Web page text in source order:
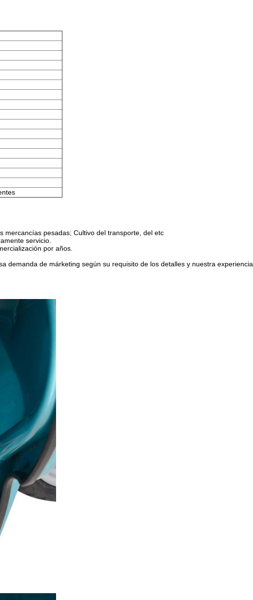
mercancías pesadas; Cultivo del transporte, del etc
servicio.
por años.
demanda de márketing según su requisito de los detalles y nuestra experiencia